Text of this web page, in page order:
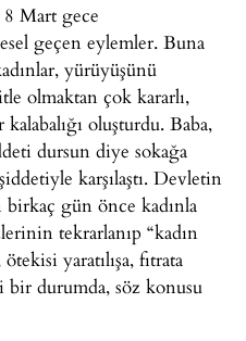
Mart gece
geçen eylemler. Buna
yürüyüşünü
olmaktan çok kararlı,
oluşturdu. Baba,
dursun diye sokağa
karşılaştı. Devletin
birkaç gün önce kadınla
tekrarlanıp “kadın
yaratılışa, fıtrata
bir durumda, söz konusu